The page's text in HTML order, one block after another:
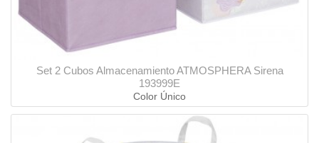
Set 2 Cubos Almacenamiento ATMOSPHERA Sirena
193999E
Color Único